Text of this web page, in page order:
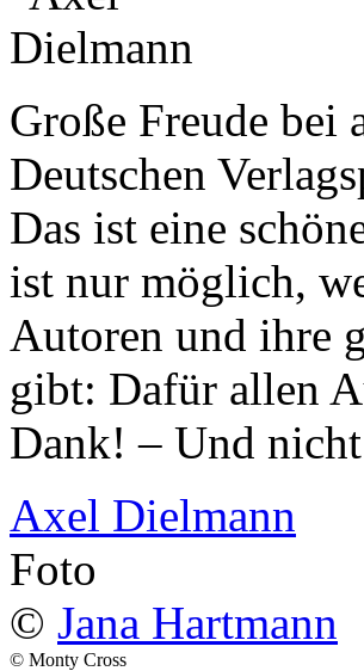
Große Freude bei
Deutschen
Das ist eine
ist nur möglich,
Autoren und ihre
gibt: Dafür allen
Dank! – Und
Axel Dielmann
Foto
© Jana Hartmann
© Monty Cross